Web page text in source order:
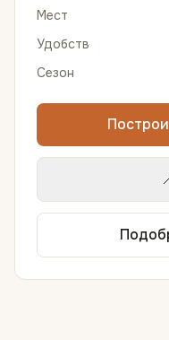
Мест
Удобств
Сезон